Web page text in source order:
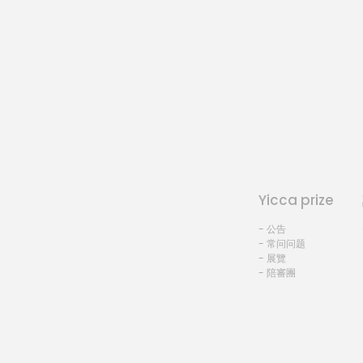
Yicca prize
- 公告
- 常问问题
- 展覽
- 陪審團